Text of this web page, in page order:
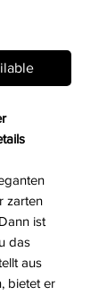
zarten
ist
das
aus
bietet er